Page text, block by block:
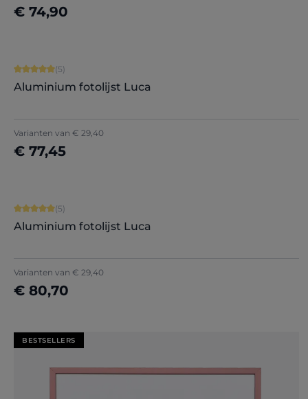
€ 74,90
Nu configureren
Gemiddelde waardering van 5 van 5 sterren
(5)
Aluminium fotolijst Luca
Varianten van € 29,40
€ 77,45
Nu configureren
Gemiddelde waardering van 5 van 5 sterren
(5)
Aluminium fotolijst Luca
Varianten van € 29,40
€ 80,70
Nu configureren
BESTSELLERS